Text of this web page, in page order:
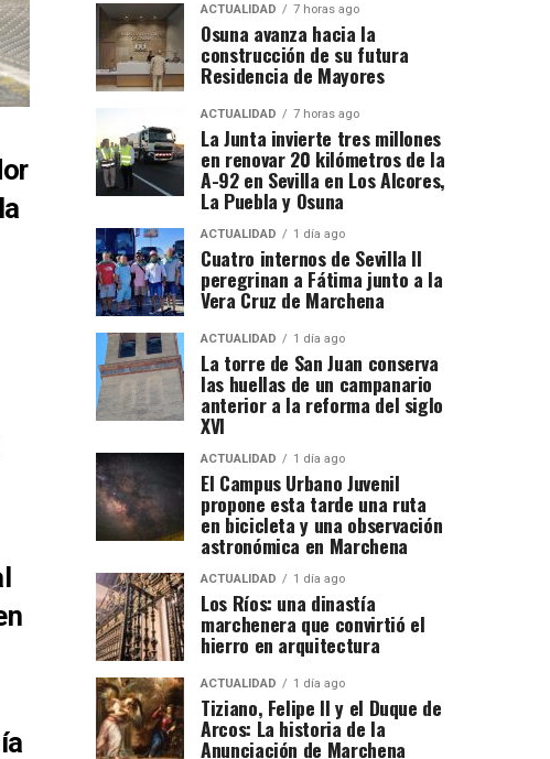
ACTUALIDAD 7 horas ago
Osuna avanza hacia la
construcción de su futura
Residencia de Mayores
ACTUALIDAD 7 horas ago
La Junta invierte tres millones
en renovar 20 kilómetros de la
A-92 en Sevilla en Los Alcores,
La Puebla y Osuna
ACTUALIDAD 1 día ago
Cuatro internos de Sevilla II
peregrinan a Fátima junto a la
Vera Cruz de Marchena
ACTUALIDAD 1 día ago
La torre de San Juan conserva
las huellas de un campanario
anterior a la reforma del siglo
XVI
ACTUALIDAD 1 día ago
El Campus Urbano Juvenil
propone esta tarde una ruta
en bicicleta y una observación
astronómica en Marchena
ACTUALIDAD 1 día ago
Los Ríos: una dinastía
marchenera que convirtió el
hierro en arquitectura
ACTUALIDAD 1 día ago
Tiziano, Felipe II y el Duque de
Arcos: La historia de la
Anunciación de Marchena